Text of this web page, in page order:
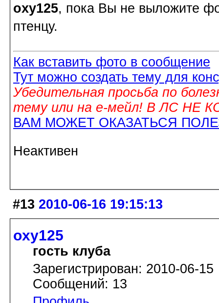
oxy125, пока Вы не выложите
птенцу.
Как вставить фото в сообщение
Тут можно создать тему для
Убедительная просьба по
тему или на е-мейл! В ЛС НЕ
ВАМ МОЖЕТ ОКАЗАТЬСЯ
Неактивен
#13 2010-06-16 19:15:13
oxy125
гость клуба
Зарегистрирован: 2010-06-15
Сообщений: 13